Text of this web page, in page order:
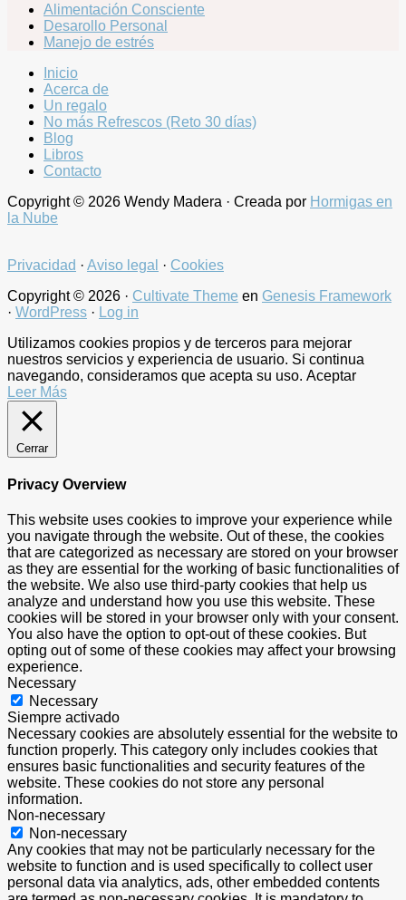
Alimentación Consciente
Desarollo Personal
Manejo de estrés
Inicio
Acerca de
Un regalo
No más Refrescos (Reto 30 días)
Blog
Libros
Contacto
Copyright © 2026 Wendy Madera · Creada por Hormigas en
la Nube
Privacidad · Aviso legal · Cookies
Copyright © 2026 · Cultivate Theme en Genesis Framework
· WordPress · Log in
Utilizamos cookies propios y de terceros para mejorar
nuestros servicios y experiencia de usuario. Si continua
navegando, consideramos que acepta su uso. Aceptar
Leer Más
Cerrar
Privacy Overview
This website uses cookies to improve your experience while
you navigate through the website. Out of these, the cookies
that are categorized as necessary are stored on your browser
as they are essential for the working of basic functionalities of
the website. We also use third-party cookies that help us
analyze and understand how you use this website. These
cookies will be stored in your browser only with your consent.
You also have the option to opt-out of these cookies. But
opting out of some of these cookies may affect your browsing
experience.
Necessary
Necessary
Siempre activado
Necessary cookies are absolutely essential for the website to
function properly. This category only includes cookies that
ensures basic functionalities and security features of the
website. These cookies do not store any personal
information.
Non-necessary
Non-necessary
Any cookies that may not be particularly necessary for the
website to function and is used specifically to collect user
personal data via analytics, ads, other embedded contents